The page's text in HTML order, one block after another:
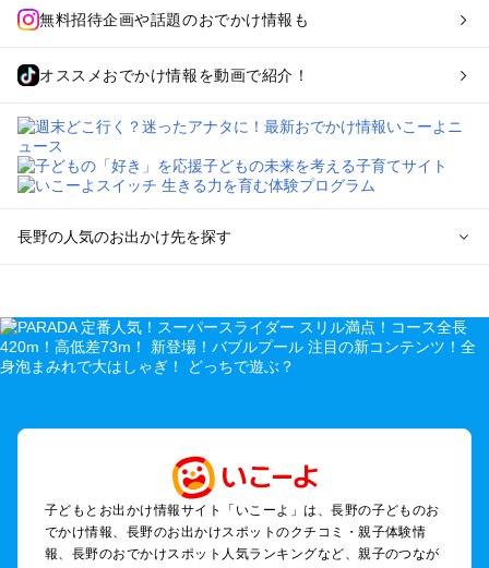
無料招待企画や話題のおでかけ情報も
オススメおでかけ情報を動画で紹介！
長野の人気のお出かけ先を探す
を探す
軽井沢・万座・嬬恋・北軽井沢のプールお出かけ
松本・上高地・諏訪・乗鞍・美ヶ原のプールお出かけ
伊那・駒ヶ根・飯田・昼神（伊那路）のプールお出かけ
蓼科・白樺湖・車山・女神湖・姫木平のプールお出かけ
安曇野・大町のプールお出かけ
白馬・小谷のプールお出かけ
八ヶ岳・野辺山・富士見・原村・小海線沿線のプールお出かけ
木曽路・木曽周辺のプールお出かけ
子どもとお出かけ情報サイト「いこーよ」は、長野の子どものお
でかけ情報、長野のお出かけスポットのクチコミ・親子体験情
報、長野のおでかけスポット人気ランキングなど、親子のつなが